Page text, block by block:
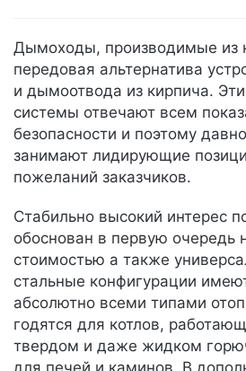
Дымоходы, производимые из
передовая альтернатива
и дымоотвода из кирпича.
системы отвечают всем
безопасности и поэтому
занимают лидирующие
пожеланий заказчиков.
Стабильно высокий интерес
обоснован в первую очередь
стоимостью а также
стальные конфигурации
абсолютно всеми типами
годятся для котлов,
твердом и даже жидком
для печей и каминов. В